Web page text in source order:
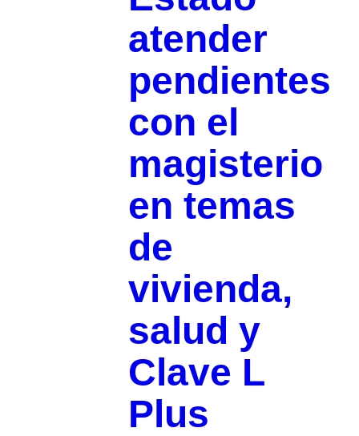
atender
pendientes
con el
magisterio
en temas
de
vivienda,
salud y
Clave L
Plus